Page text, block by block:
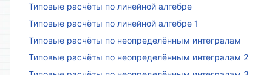
Типовые расчёты по линейной алгебре
Типовые расчёты по линейной алгебре 1
Типовые расчёты по неопределённым интегралам
Типовые расчёты по неопределённым интегралам 2